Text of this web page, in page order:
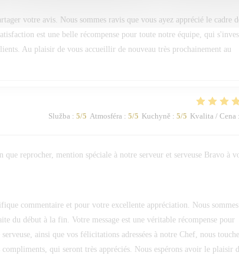
votre avis. Nous sommes ravis que vous ayez apprécié le cadre
est une belle récompense pour toute notre équipe, qui
Au plaisir de vous accueillir de nouveau très prochainement au
Služba : 5/5 Atmosféra : 5/5 Kuchyně : 5/5 Kvalita / Cena :
reprocher, mention spéciale à notre serveur et serveuse Bravo à
commentaire et pour votre excellente appréciation. Nous sommes
du début à la fin. Votre message est une véritable récompense pour
ainsi que vos félicitations adressées à notre Chef, nous
qui seront très appréciés. Nous espérons avoir le plaisir